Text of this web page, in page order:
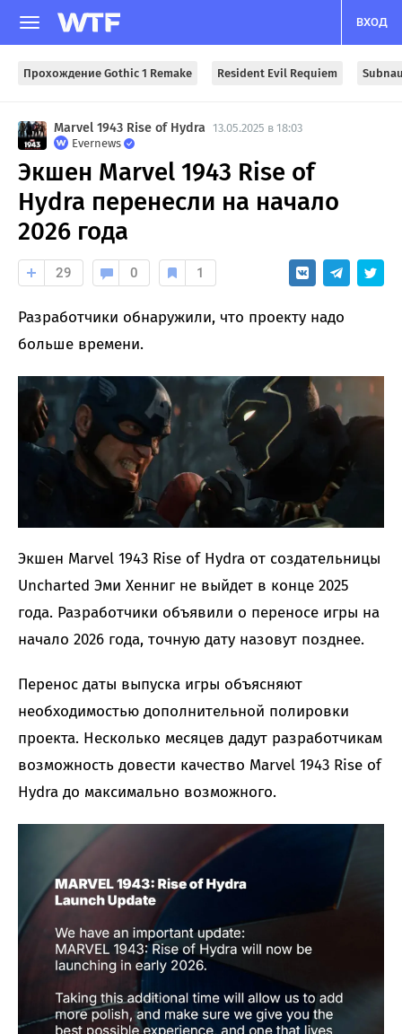
ВХОД
Прохождение Gothic 1 Remake Resident Evil Requiem
Marvel 1943 Rise of Hydra
13.05.2025 в 18:03
Evernews
Экшен Marvel 1943 Rise of
Hydra перенесли на начало
2026 года
29 0 1
Разработчики обнаружили, что проекту надо
больше времени.
Экшен Marvel 1943 Rise of Hydra от создательницы
Uncharted Эми Хенниг не выйдет в конце 2025
года. Разработчики объявили о переносе игры на
начало 2026 года, точную дату назовут позднее.
Перенос даты выпуска игры объясняют
необходимостью дополнительной полировки
проекта. Несколько месяцев дадут разработчикам
возможность довести качество Marvel 1943 Rise of
Hydra до максимально возможного.